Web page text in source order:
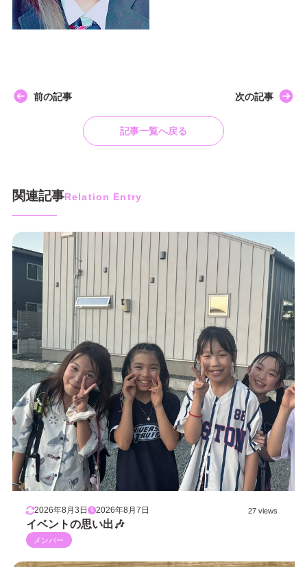
前の記事
記事一覧へ戻る
次の記事
関連記事Relation Entry
2026年8月3日 2026年8月7日 27 views
イベントの思い出🎶
メンバー